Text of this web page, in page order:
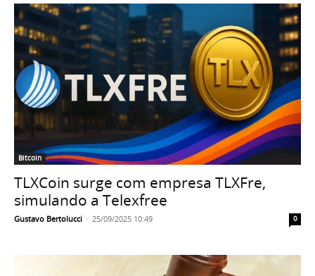
Bitcoin
TLXCoin surge com empresa TLXFre,
simulando a Telexfree
Gustavo Bertolucci - 25/09/2025 10:49 0